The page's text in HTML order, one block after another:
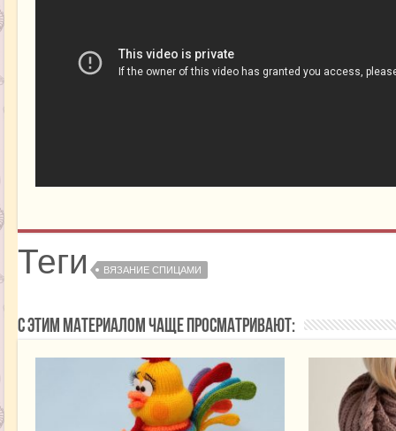
Теги ВЯЗАНИЕ СПИЦАМИ
С этим материалом чаще просматривают: